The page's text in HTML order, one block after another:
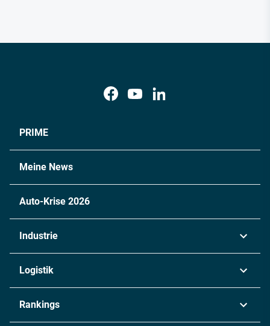
PRIME
Meine News
Auto-Krise 2026
Industrie
Chemie
Logistik
Rankings